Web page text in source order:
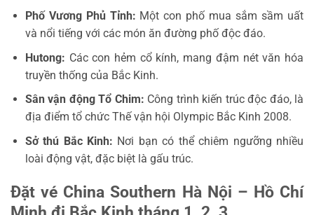
Phố Vương Phủ Tỉnh: Một con phố mua sắm sầm uất
và nổi tiếng với các món ăn đường phố độc đáo.
Hutong: Các con hẻm cổ kính, mang đậm nét văn hóa
truyền thống của Bắc Kinh.
Sân vận động Tổ Chim: Công trình kiến trúc độc đáo, là
địa điểm tổ chức Thế vận hội Olympic Bắc Kinh 2008.
Sở thú Bắc Kinh: Nơi bạn có thể chiêm ngưỡng nhiều
loài động vật, đặc biệt là gấu trúc.
Đặt vé China Southern Hà Nội – Hồ Chí